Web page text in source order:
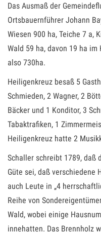
Das Ausmaß der
Ortsbauernführer Johann
Wiesen 900 ha, Teiche 7 a,
Wald 59 ha, davon 19 ha
also 730ha.
Heiligenkreuz besaß 5
Schmieden, 2 Wagner, 2
Bäcker und 1 Konditor, 3
Tabaktrafiken, 1
Heiligenkreuz hatte 2
Schaller schreibt 1789, daß
Güte sei, daß verschiedene
auch Leute in „4
Reihe von
Wald, wobei einige
innehatten. Das Brennholz